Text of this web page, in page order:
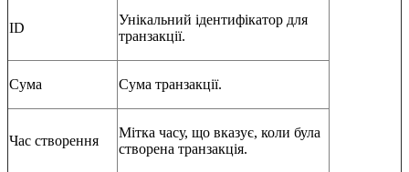
ID
Унікальний ідентифікатор для
транзакції.
Сума Сума транзакції.
Час створення
Мітка часу, що вказує, коли була
створена транзакція.